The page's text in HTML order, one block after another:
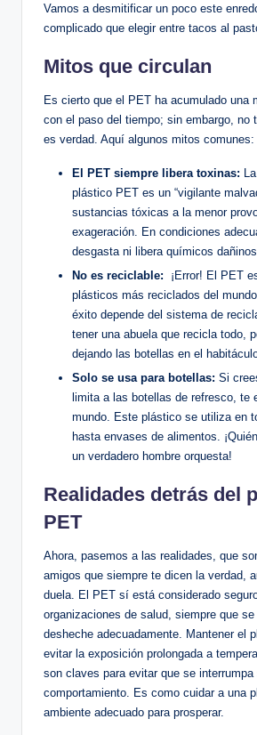
⁢Vamos a desmitificar ‌un poco‍ este
complicado que elegir entre ⁣tacos al
Mitos que circulan
Es cierto que el PET ha⁣ acumulado una
con ​el paso del tiempo; ​sin embargo, no
es verdad.⁣ Aquí ‌algunos mitos comunes:
El PET siempre ​libera toxinas:
plástico‍ PET es un “vigilante
sustancias ​tóxicas a la menor
exageración.⁤ En condiciones
desgasta ni libera químicos⁢ dañinos.
No‌ es reciclable:
¡Error! El PET
plásticos ⁤más reciclados del
éxito⁤ depende del ​sistema de⁤
tener una abuela que⁢ recicla todo,
dejando las botellas en⁣ el⁤
Solo se‍ usa para botellas: Si
limita a las botellas de refresco, te
mundo.⁣ Este plástico se⁣ utiliza en
⁣hasta envases de alimentos.
un verdadero hombre orquesta!
Realidades​ detrás del
⁣PET
Ahora, pasemos a ⁣las realidades, que
amigos‍ que siempre te dicen la verdad,
duela. ⁤El PET sí está considerado
‍organizaciones de​ salud, siempre que
desheche⁤ adecuadamente. Mantener el
evitar la ​exposición prolongada⁤ a
son ⁤claves​ para evitar que ‍se interrumpa​
comportamiento. Es ‍como cuidar ‍a⁣ una⁤
ambiente adecuado ⁢para prosperar.